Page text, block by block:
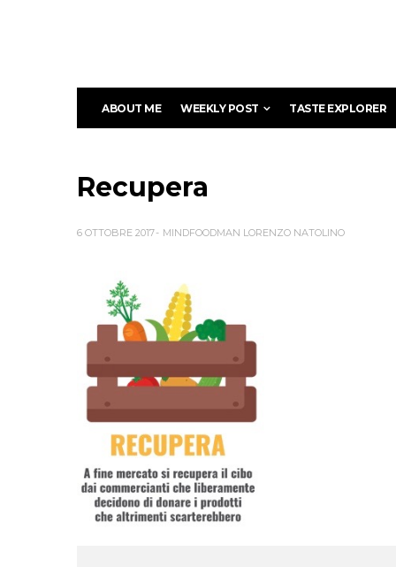
ABOUT ME WEEKLY POST TASTE EXPLORER
Recupera
6 OTTOBRE 2017 MINDFOODMAN LORENZO NATOLINO